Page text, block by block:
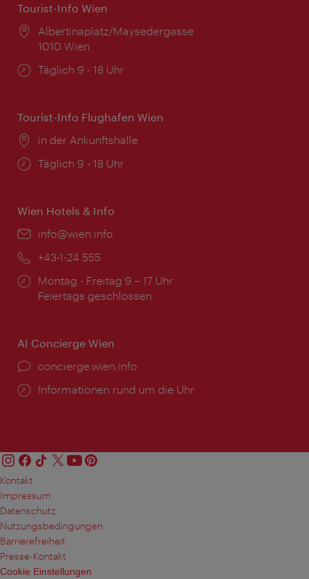
Tourist-Info Wien
Ort:
Albertinaplatz/Maysedergasse
1010 Wien
Öffnungszeiten:
Täglich 9 - 18 Uhr
Tourist-Info Flughafen Wien
Ort:
in der Ankunftshalle
Öffnungszeiten:
Täglich 9 - 18 Uhr
Wien Hotels & Info
Email:
info@wien.info
Telefon:
+43-1-24 555
Öffnungszeiten:
Montag - Freitag 9 – 17 Uhr
Feiertags geschlossen
AI Concierge Wien
Ort:
concierge.wien.info
Öffnungszeiten:
Informationen rund um die Uhr
Kontakt
Impressum
Datenschutz
Nutzungsbedingungen
Barrierefreiheit
Presse-Kontakt
Cookie Einstellungen